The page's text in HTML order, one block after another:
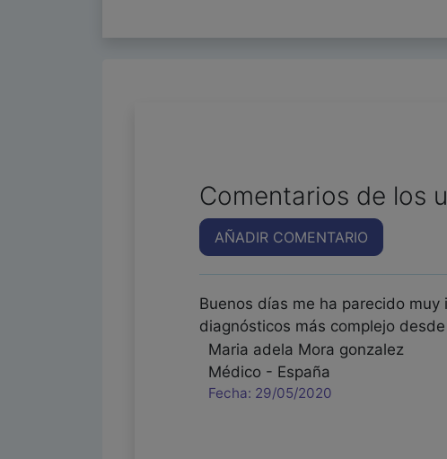
Comentarios de los
AÑADIR COMENTARIO
Buenos días me ha parecido
diagnósticos más complejo
Maria adela Mora gonzalez
Médico - España
Fecha: 29/05/2020